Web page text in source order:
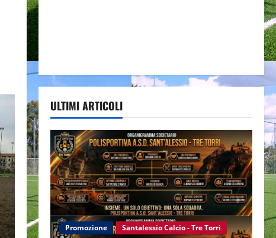
ULTIMI ARTICOLI
Promozione Santalessio Calcio - Tre Torri